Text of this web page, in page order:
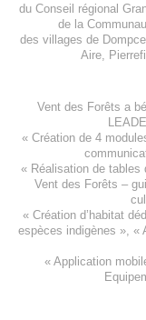
du Conseil régional
de la
des villages de
Aire,
Vent des Forêts a
« Création de 4
« Réalisation de tables
Vent des Forêts –
« Création d’habitat
espèces indigènes », «
« Application